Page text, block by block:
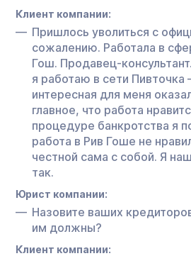
Клиент компании:
Пришлось уволиться с
сожалению. Работала в
Гош. Продавец-
я работаю в сети
интересная для меня
главное, что работа
процедуре банкротства я
работа в Рив Гоше не
честной сама с собой. Я
так.
Юрист компании:
Назовите ваших
им должны?
Клиент компании: